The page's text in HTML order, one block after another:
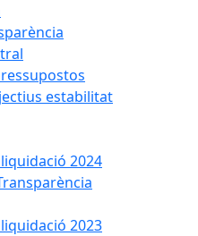
estabilitat
2024
2023